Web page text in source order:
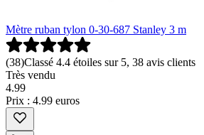
Mètre ruban tylon 0-30-687 Stanley 3 m
(38)Classé 4.4 étoiles sur 5, 38 avis clients
Très vendu
4.99
Prix : 4.99 euros